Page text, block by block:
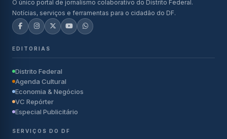
O único portal de jornalismo colaborativo do Distrito Federal.
Notícias, serviços e ferramentas para o cidadão do DF.
EDITORIAS
Distrito Federal
Agenda Cultural
Economia & Negócios
VC Repórter
Especial Publicitário
SERVIÇOS DO DF